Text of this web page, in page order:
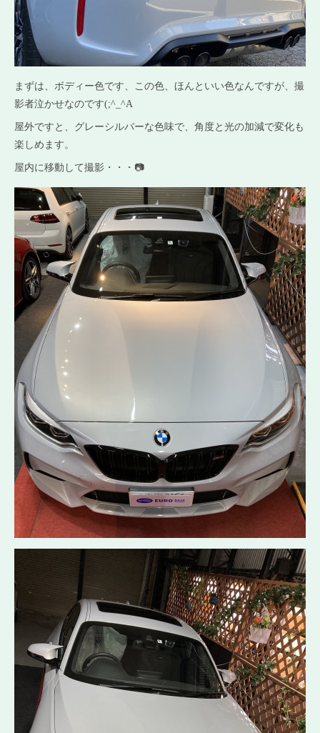
まずは、ボディー色です、この色、ほんといい色なんですが、撮
影者泣かせなのです(;^_^A
屋外ですと、グレーシルバーな色味で、角度と光の加減で変化も
楽しめます。
屋内に移動して撮影・・・📷